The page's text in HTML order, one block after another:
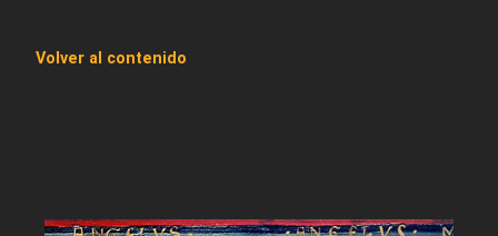
Volver al contenido